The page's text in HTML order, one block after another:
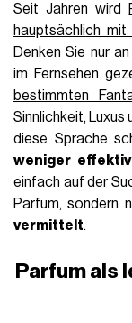
Seit Jahren wird
hauptsächlich mit
Denken Sie nur
im Fernsehen
bestimmten
Sinnlichkeit, Luxus
diese Sprache
weniger effektiv
einfach auf der
Parfum, sondern
vermittelt.
Parfum als